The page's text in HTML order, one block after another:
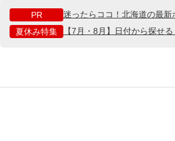
PR
迷ったらココ！北海道の最
夏休み特集
【7月・8月】日付から探せ